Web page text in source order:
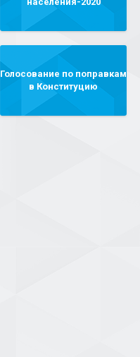
Голосование по поправкам
в Конституцию